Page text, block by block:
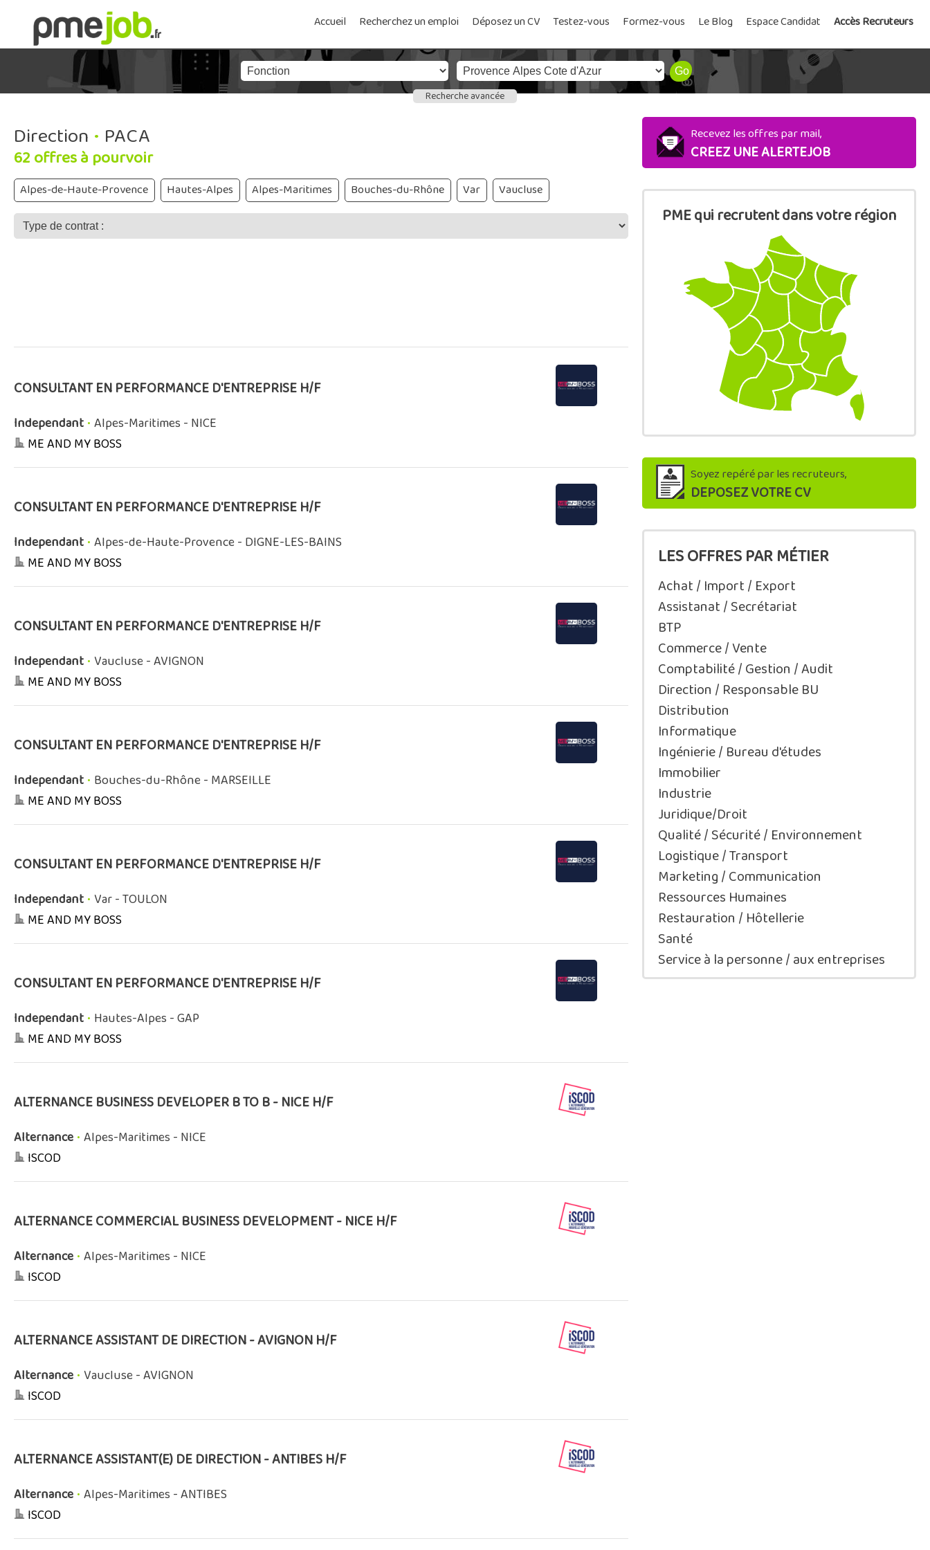
Accueil Recherchez un emploi Déposez un CV Testez-vous Formez-vous Le Blog Espace Candidat Accès Recruteurs
Recherche avancée
Direction • PACA
62 offres à pourvoir
Alpes-de-Haute-Provence Hautes-Alpes Alpes-Maritimes Bouches-du-Rhône Var Vaucluse
CONSULTANT EN PERFORMANCE D'ENTREPRISE H/F
Independant • Alpes-Maritimes - NICE
ME AND MY BOSS
CONSULTANT EN PERFORMANCE D'ENTREPRISE H/F
Independant • Alpes-de-Haute-Provence - DIGNE-LES-BAINS
ME AND MY BOSS
CONSULTANT EN PERFORMANCE D'ENTREPRISE H/F
Independant • Vaucluse - AVIGNON
ME AND MY BOSS
CONSULTANT EN PERFORMANCE D'ENTREPRISE H/F
Independant • Bouches-du-Rhône - MARSEILLE
ME AND MY BOSS
CONSULTANT EN PERFORMANCE D'ENTREPRISE H/F
Independant • Var - TOULON
ME AND MY BOSS
CONSULTANT EN PERFORMANCE D'ENTREPRISE H/F
Independant • Hautes-Alpes - GAP
ME AND MY BOSS
ALTERNANCE BUSINESS DEVELOPER B TO B - NICE H/F
Alternance • Alpes-Maritimes - NICE
ISCOD
ALTERNANCE COMMERCIAL BUSINESS DEVELOPMENT - NICE H/F
Alternance • Alpes-Maritimes - NICE
ISCOD
ALTERNANCE ASSISTANT DE DIRECTION - AVIGNON H/F
Alternance • Vaucluse - AVIGNON
ISCOD
ALTERNANCE ASSISTANT(E) DE DIRECTION - ANTIBES H/F
Alternance • Alpes-Maritimes - ANTIBES
ISCOD
Recevez les offres par mail,
CREEZ UNE ALERTEJOB
PME qui recrutent dans votre région
Soyez repéré par les recruteurs,
DEPOSEZ VOTRE CV
LES OFFRES PAR MÉTIER
Achat / Import / Export
Assistanat / Secrétariat
BTP
Commerce / Vente
Comptabilité / Gestion / Audit
Direction / Responsable BU
Distribution
Informatique
Ingénierie / Bureau d'études
Immobilier
Industrie
Juridique/Droit
Qualité / Sécurité / Environnement
Logistique / Transport
Marketing / Communication
Ressources Humaines
Restauration / Hôtellerie
Santé
Service à la personne / aux entreprises